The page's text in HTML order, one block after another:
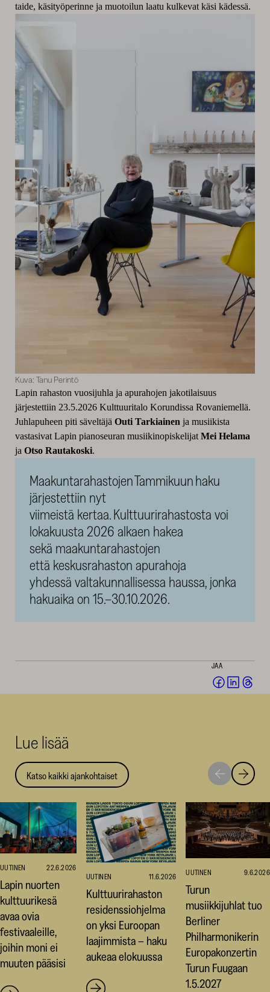
taide, käsityöperinne ja muotoilun laatu kulkevat käsi kädessä.
Kuva: Tanu Perintö
Lapin rahaston vuosijuhla ja apurahojen jakotilaisuus
järjestettiin 23.5.2026 Kulttuuritalo Korundissa Rovaniemellä.
Juhlapuheen piti säveltäjä Outi Tarkiainen ja musiikista
vastasivat Lapin pianoseuran musiikinopiskelijat Mei Helama
ja Otso Rautakoski.
Maakuntarahastojen Tammikuun haku
järjestettiin nyt
viimeistä kertaa. Kulttuurirahastosta voi
lokakuusta 2026 alkaen hakea
sekä maakuntarahastojen
että keskusrahaston apurahoja
yhdessä valtakunnallisessa haussa, jonka
hakuaika on 15.–30.10.2026.
JAA
Jaa Jaa
Lue lisää
Katso kaikki ajankohtaiset
Siirry
seuraavaan
Siirry
UUTINEN 22.6.2026
Lapin nuorten
kulttuurikesä
avaa ovia
festivaaleille,
joihin moni ei
muuten pääsisi
UUTINEN 11.6.2026
Kulttuurirahaston
residenssiohjelma
on yksi Euroopan
laajimmista – haku
aukeaa elokuussa
UUTINEN 9.6.2026
Turun
musiikkijuhlat tuo
Berliner
Philharmonikerin
Europakonzertin
Turun Fuugaan
1.5.2027